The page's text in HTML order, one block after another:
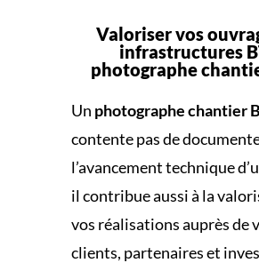
Valoriser vos
infrastructures
photographe
Un photographe chantier
contente pas de
l’avancement technique
il contribue aussi à la
vos réalisations auprès de
clients, partenaires et